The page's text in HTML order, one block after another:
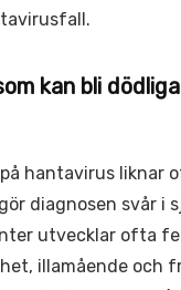
kan bli
hantavirus liknar
diagnosen svår i
utvecklar ofta
illamående och